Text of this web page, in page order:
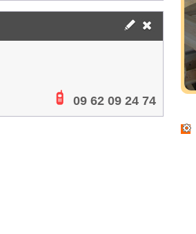
09 62 09 24 74